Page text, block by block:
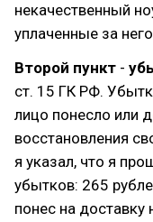
некачественный
уплаченные за
Второй пункт -
ст. 15 ГК РФ.
лицо понесло или
восстановления
я указал, что я
убытков: 265
понес на доставку